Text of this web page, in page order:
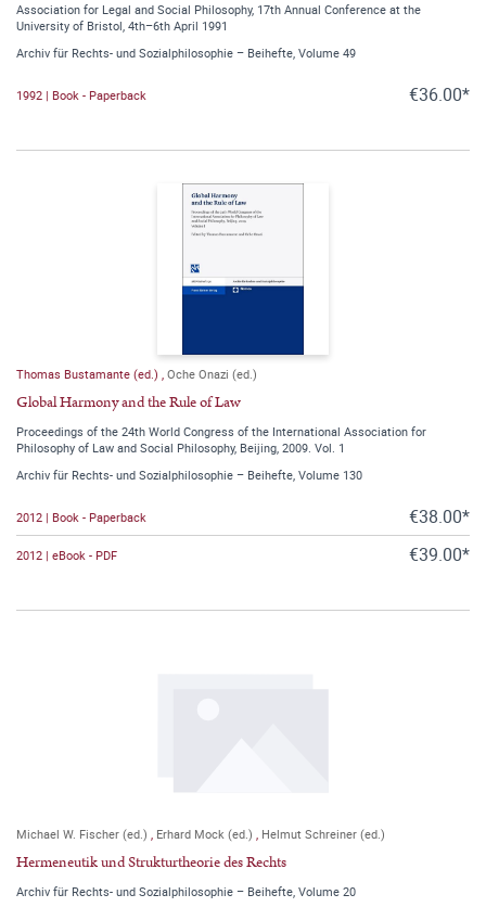
Association for Legal and Social Philosophy, 17th Annual Conference at the
University of Bristol, 4th–6th April 1991
Archiv für Rechts- und Sozialphilosophie – Beihefte, Volume 49
1992 | Book - Paperback €36.00*
Thomas Bustamante (ed.) , Oche Onazi (ed.)
Global Harmony and the Rule of Law
Proceedings of the 24th World Congress of the International Association for
Philosophy of Law and Social Philosophy, Beijing, 2009. Vol. 1
Archiv für Rechts- und Sozialphilosophie – Beihefte, Volume 130
2012 | Book - Paperback €38.00*
2012 | eBook - PDF €39.00*
Michael W. Fischer (ed.) , Erhard Mock (ed.) , Helmut Schreiner (ed.)
Hermeneutik und Strukturtheorie des Rechts
Archiv für Rechts- und Sozialphilosophie – Beihefte, Volume 20